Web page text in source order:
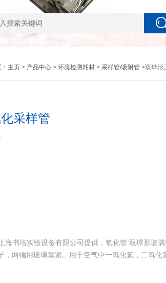
主页> 产品中心> 环境检测耗材> 采样管/吸附管>双球形
采样管
海书培实验设备有限公司提供，氧化管:双球形玻
两端用玻璃塞紧。用于空气中一氧化氮，二氧化